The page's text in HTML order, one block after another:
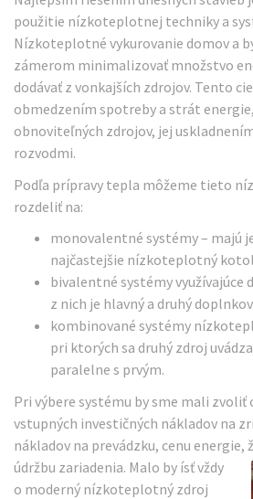
použitie nízkoteplotnej techniky a
Nízkoteplotné vykurovanie domov a
zámerom minimalizovať množstvo
dodávať z vonkajších zdrojov. Tento
obmedzením spotreby a strát
obnoviteľných zdrojov, jej
rozvodmi.
Podľa prípravy tepla môžeme tieto
rozdeliť na:
monovalentné systémy – majú
najčastejšie nízkoteplotný kotol
bivalentné systémy využívajúce
z nich je hlavný a druhý
kombinované systémy
pri ktorých sa druhý zdroj
paralelne s prvým.
Pri výbere systému by sme mali
vstupných investičných nákladov na
nákladov na prevádzku, cenu energie,
údržbu zariadenia. Malo by ísť vždy
o moderný nízkoteplotný zdroj